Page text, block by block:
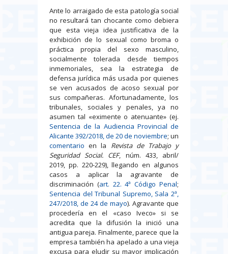
Ante lo arraigado de esta patología social
no resultará tan chocante como debiera
que esta vieja idea justificativa de la
exhibición de lo sexual como broma o
práctica propia del sexo masculino,
socialmente tolerada desde tiempos
inmemoriales, sea la estrategia de
defensa jurídica más usada por quienes
se ven acusados de acoso sexual por
sus compañeras. Afortunadamente, los
tribunales, sociales y penales, ya no
asumen tal «eximente o atenuante» (ej.
Sentencia de la Audiencia Provincial de
Alicante 392/2018, de 20 de noviembre; un
comentario en la Revista de Trabajo y
Seguridad Social. CEF, núm. 433, abril/
2019, pp. 220-229), llegando en algunos
casos a aplicar la agravante de
discriminación (art. 22. 4ª Código Penal;
Sentencia del Tribunal Supremo, Sala 2ª,
247/2018, de 24 de mayo). Agravante que
procedería en el «caso Iveco» si se
acredita que la difusión la inició una
antigua pareja. Finalmente, parece que la
empresa también ha apelado a una vieja
excusa para eludir su mayor implicación